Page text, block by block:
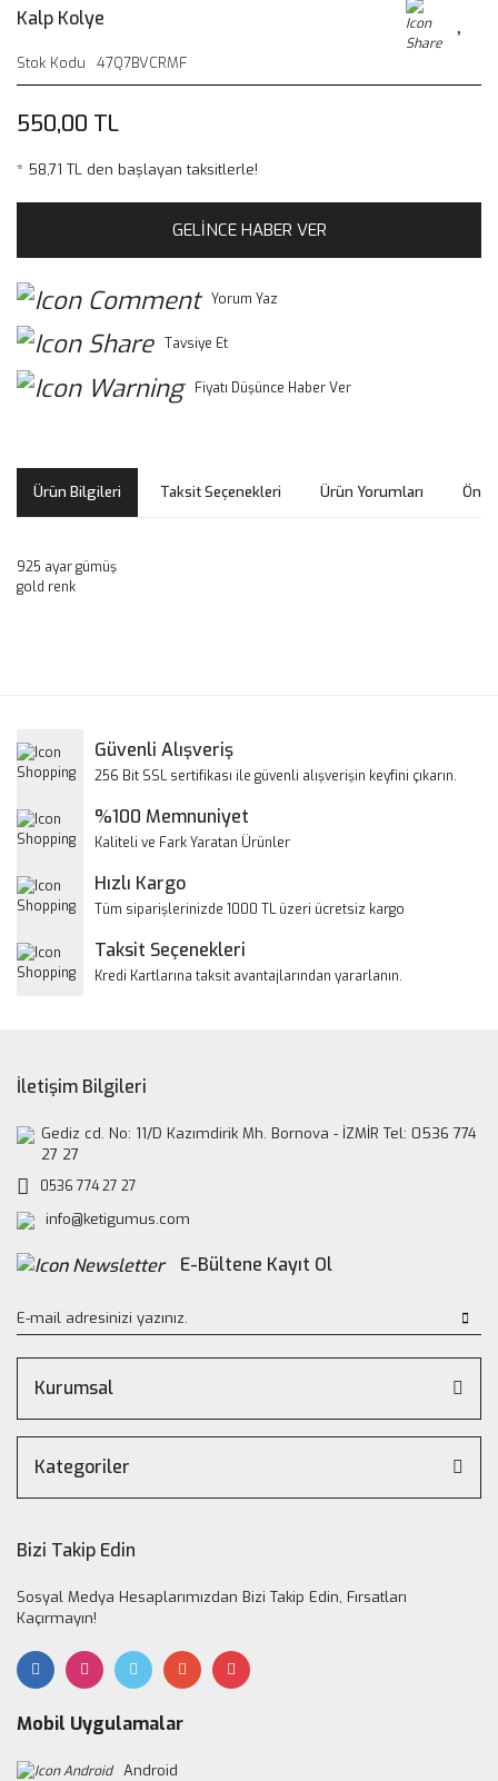
Kalp Kolye
Stok Kodu 47Q7BVCRMF
550,00 TL
* 58,71 TL den başlayan taksitlerle!
GELİNCE HABER VER
Yorum Yaz
Tavsiye Et
Fiyatı Düşünce Haber Ver
Ürün Bilgileri Taksit Seçenekleri Ürün Yorumları
925 ayar gümüş
gold renk
Yorum Yaz
Ürün resmi kalitesiz, bozuk veya görüntülenemiyor.
Ürün bilgilerinde hatalar bulunuyor.
Bu ürüne benzer farklı alternatifler olmalı.
Güvenli Alışveriş
256 Bit SSL sertifikası ile güvenli alışverişin keyfini çıkarın.
%100 Memnuniyet
Kaliteli ve Fark Yaratan Ürünler
Hızlı Kargo
Tüm siparişlerinizde 1000 TL üzeri ücretsiz kargo
Taksit Seçenekleri
Kredi Kartlarına taksit avantajlarından yararlanın.
İletişim Bilgileri
Gediz cd. No: 11/D Kazımdirik Mh. Bornova - İZMİR Tel: 0536 774
27 27
0536 774 27 27
info@ketigumus.com
E-Bültene Kayıt Ol
Kurumsal
Kategoriler
Bizi Takip Edin
Sosyal Medya Hesaplarımızdan Bizi Takip Edin, Fırsatları
Kaçırmayın!
Mobil Uygulamalar
Android